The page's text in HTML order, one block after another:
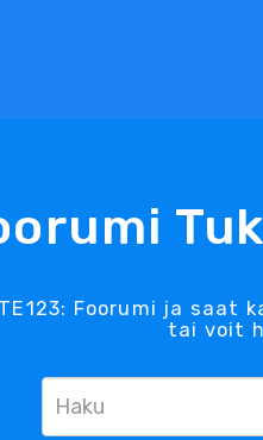
Foorumi ja
tai voit